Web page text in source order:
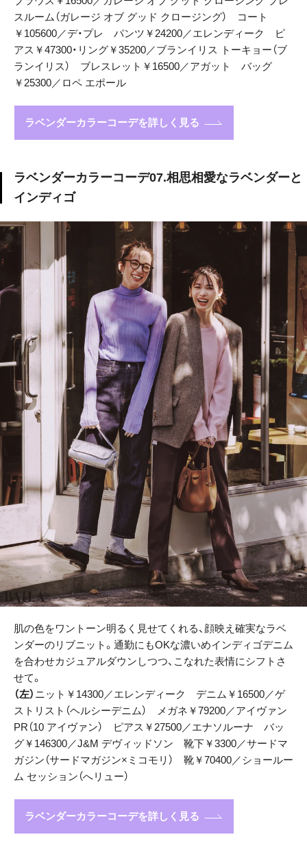
スルーム（ガレージ オブ グッド クロージング） コート
￥105600／デ・プレ パンツ￥24200／エレンディーク ピ
アス￥47300・リング￥35200／ブランイリス トーキョー（ブ
ランイリス） ブレスレット￥16500／アガット バッグ
￥25300／ロペ エポール
ラベンダーカラーコーデを詳しく見る
ラベンダーカラーコーデ07.相思相愛なラベンダーと
インディゴ
肌の色をワントーン明るく見せてくれる、顔映え確実なラベ
ンダーのリブニット。通勤にもOKな濃いめインディゴデニム
を合わせカジュアルダウンしつつ、こなれた表情にシフトさ
せて。
（左） ニット￥14300／エレンディーク デニム￥16500／ゲ
ストリスト（ヘルシーデニム） メガネ￥79200／アイヴァン
PR（10 アイヴァン） ピアス￥27500／エナソルーナ バッ
グ￥146300／J&M デヴィッドソン 靴下￥3300／サードマ
ガジン（サードマガジン×ミコモリ） 靴￥70400／ショールー
ム セッション（へリュー）
ラベンダーカラーコーデを詳しく見る